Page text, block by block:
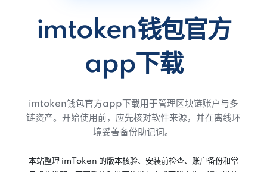
imtoken钱包官方
app下载
imtoken钱包官方app下载用于管理区块链账户与多
链资产。开始使用前，应先核对软件来源，并在离线环
境妥善备份助记词。
本站整理 imToken 的版本核验、安装前检查、账户备份和常